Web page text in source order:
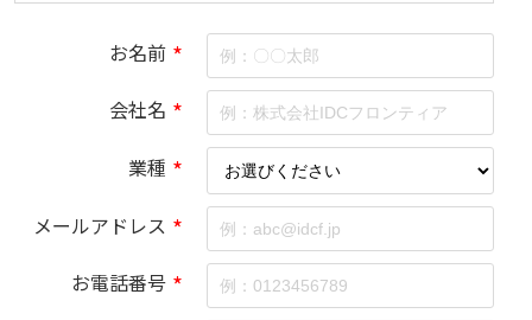
お名前 *
会社名 *
業種 *
メールアドレス *
お電話番号 *